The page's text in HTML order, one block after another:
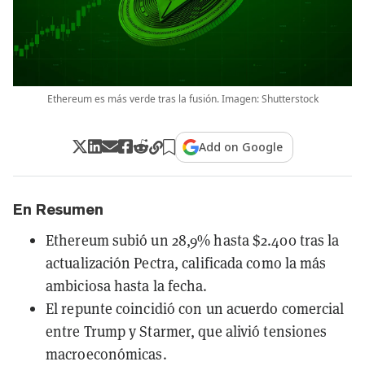
Ethereum es más verde tras la fusión. Imagen: Shutterstock
Add on Google
En Resumen
Ethereum subió un 28,9% hasta $2.400 tras la
actualización Pectra, calificada como la más
ambiciosa hasta la fecha.
El repunte coincidió con un acuerdo comercial
entre Trump y Starmer, que alivió tensiones
macroeconómicas.